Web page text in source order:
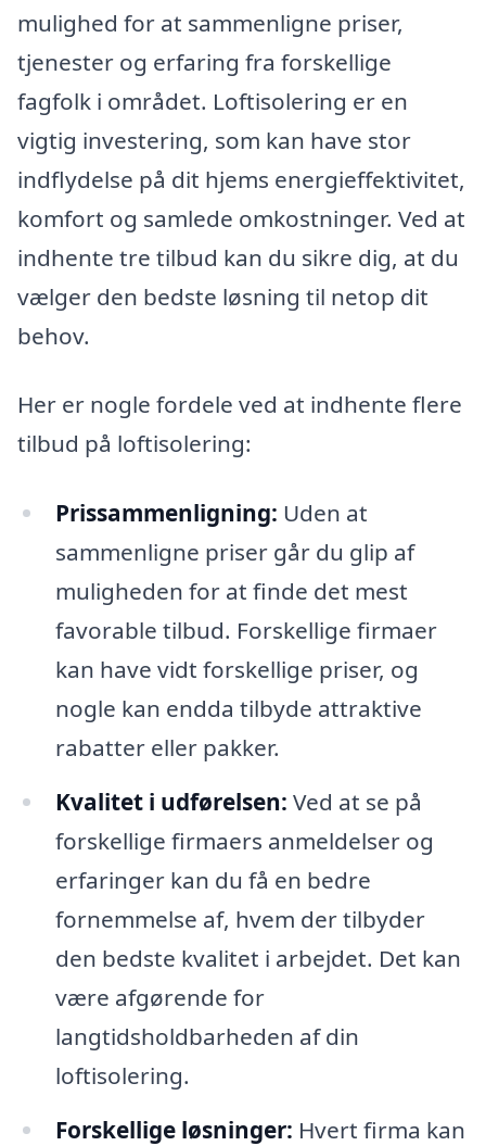
mulighed for at sammenligne priser,
tjenester og erfaring fra forskellige
fagfolk i området. Loftisolering er en
vigtig investering, som kan have stor
indflydelse på dit hjems energieffektivitet,
komfort og samlede omkostninger. Ved at
indhente tre tilbud kan du sikre dig, at du
vælger den bedste løsning til netop dit
behov.
Her er nogle fordele ved at indhente flere
tilbud på loftisolering:
Prissammenligning: Uden at
sammenligne priser går du glip af
muligheden for at finde det mest
favorable tilbud. Forskellige firmaer
kan have vidt forskellige priser, og
nogle kan endda tilbyde attraktive
rabatter eller pakker.
Kvalitet i udførelsen: Ved at se på
forskellige firmaers anmeldelser og
erfaringer kan du få en bedre
fornemmelse af, hvem der tilbyder
den bedste kvalitet i arbejdet. Det kan
være afgørende for
langtidsholdbarheden af din
loftisolering.
Forskellige løsninger: Hvert firma kan